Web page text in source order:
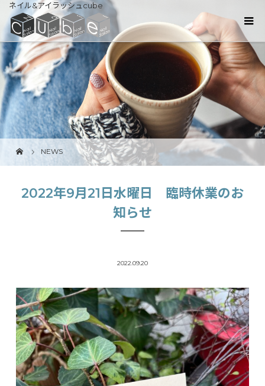
ネイル&アイラッシュcube
NEWS
2022年9月21日水曜日 臨時休業のお
知らせ
2022.09.20